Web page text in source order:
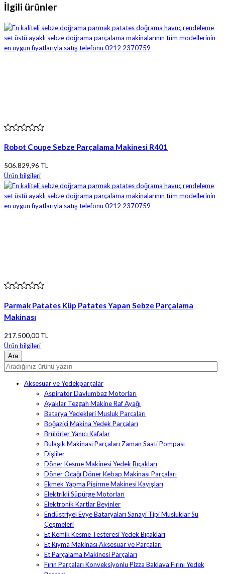
İlgili ürünler
Robot Coupe Sebze Parçalama Makinesi R401
506.829,96 TL
Ürün bilgileri
Parmak Patates Küp Patates Yapan Sebze Parçalama
Makinası
217.500,00 TL
Ürün bilgileri
Aksesuar ve Yedekparçalar
Aspiratör Davlumbaz Motorları
Ayaklar Tezgah Makine Raf Ayağı
Batarya Yedekleri Musluk Parçaları
Boğaziçi Makina Yedek Parçaları
Brülörler Yanıcı Kafalar
Bulaşık Makinası Parçaları Zaman Saati Pompası
Dişliler
Döner Kesme Makinesi Yedek Bıçakları
Döner Ocağı Döner Kebap Makinası Parçaları
Ekmek Yapma Pişirme Makinesi Kayışları
Elektrikli Süpürge Motorları
Elektronik Kartlar Beyinler
Endüstriyel Evye Bataryaları Sanayi Tipi Musluklar Su
Çeşmeleri
Et Kemik Kesme Testeresi Yedek Bıçakları
Et Kıyma Makinası Aksesuar ve Parçaları
Et Parçalama Makinesi Parçaları
Fırın Parçaları Konveksiyonlu Pizza Baklava Fırını Yedek